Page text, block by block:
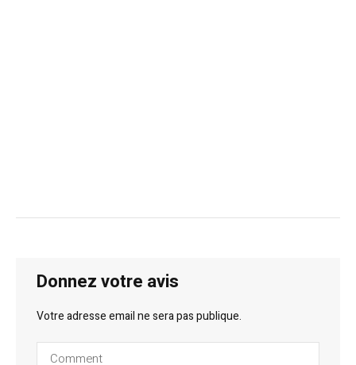
Donnez votre avis
Votre adresse email ne sera pas publique.